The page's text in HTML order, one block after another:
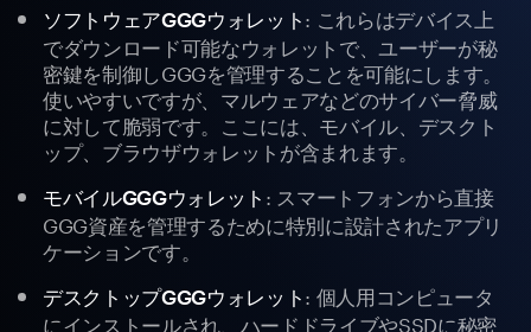
ソフトウェアGGGウォレット : これらはデバイス上
でダウンロード可能なウォレットで、ユーザーが秘
密鍵を制御しGGGを管理することを可能にします。
使いやすいですが、マルウェアなどのサイバー脅威
に対して脆弱です。ここには、モバイル、デスクト
ップ、ブラウザウォレットが含まれます。
モバイルGGGウォレット : スマートフォンから直接
GGG資産を管理するために特別に設計されたアプリ
ケーションです。
デスクトップGGGウォレット : 個人用コンピュータ
にインストールされ、ハードドライブやSSDに秘密